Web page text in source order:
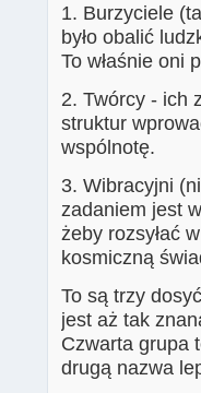
1. Burzyciele
było obalić
To właśnie oni
2. Twórcy - ich
struktur
wspólnotę.
3. Wibracyjni
zadaniem jest
żeby rozsyłać
kosmiczną
To są trzy
jest aż tak
Czwarta grupa
drugą nazwa